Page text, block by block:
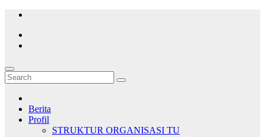
Skip
content
Berita
Profil
STRUKTUR ORGANISASI TU